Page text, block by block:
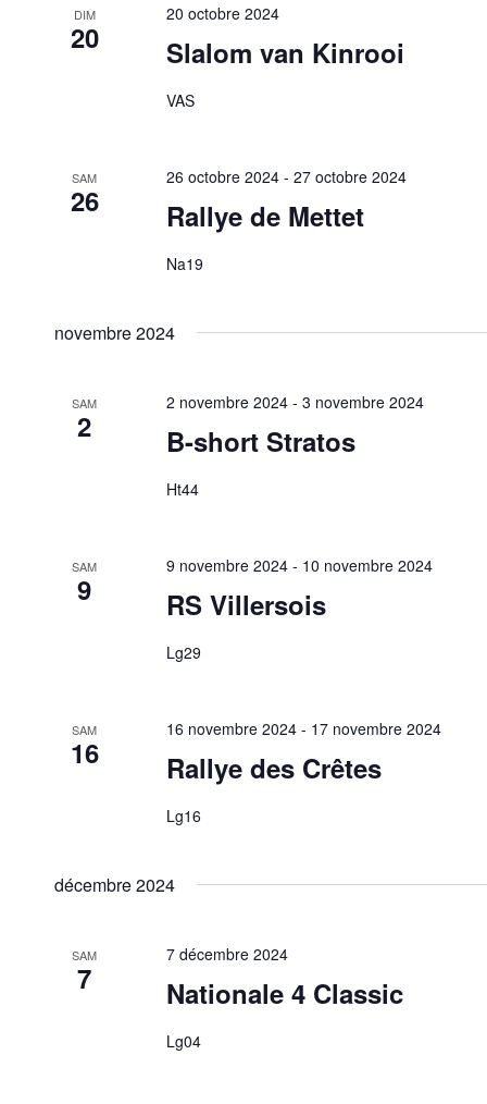
DIM
20
20 octobre 2024
Slalom van Kinrooi
VAS
SAM
26
26 octobre 2024 -27 octobre 2024
Rallye de Mettet
Na19
novembre 2024
SAM
2
2 novembre 2024 -3 novembre 2024
B-short Stratos
Ht44
SAM
9
9 novembre 2024 - 10 novembre 2024
RS Villersois
Lg29
SAM
16
16 novembre 2024 - 17 novembre 2024
Rallye des Crêtes
Lg16
décembre 2024
SAM
7
7 décembre 2024
Nationale 4 Classic
Lg04